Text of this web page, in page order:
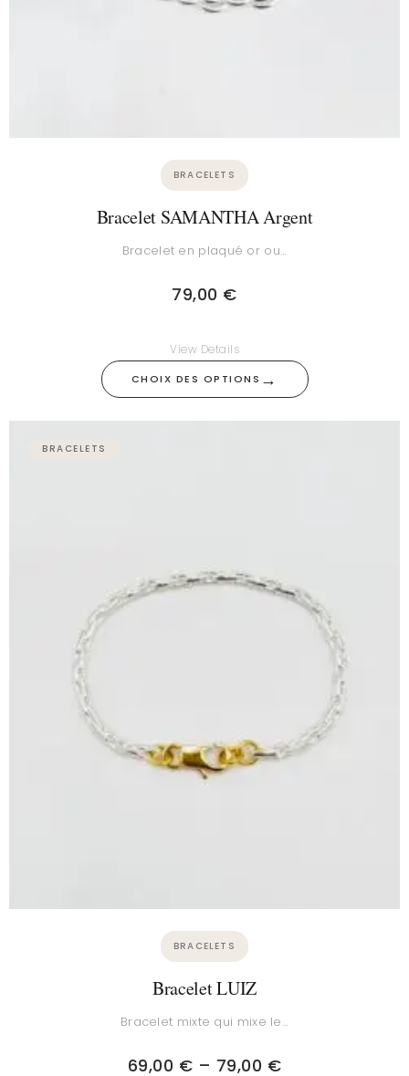
BRACELETS
Bracelet SAMANTHA Argent
Bracelet en plaqué or ou…
79,00 €
CHOIX DES OPTIONS →
View Details
BRACELETS
BRACELETS
Bracelet LUIZ
Bracelet mixte qui mixe le…
69,00 € – 79,00 €